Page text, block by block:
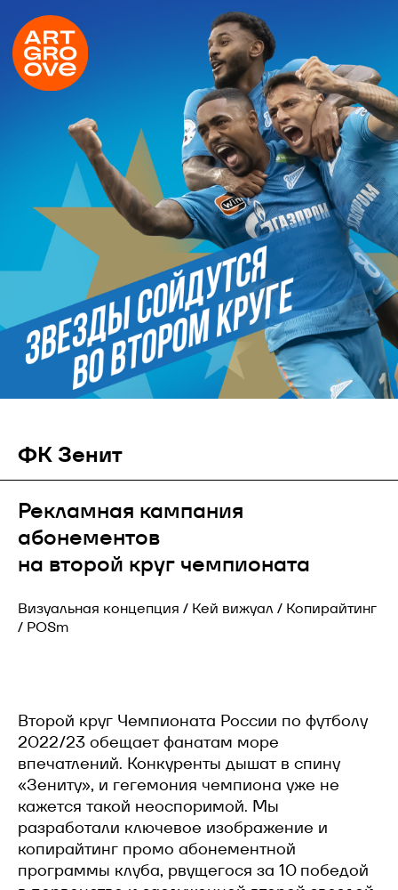
ФК Зенит
Рекламная кампания
абонементов
на второй круг чемпионата
Визуальная концепция / Кей вижуал / Копирайтинг
/ POSm
Второй круг Чемпионата России по футболу
2022/23 обещает фанатам море
впечатлений. Конкуренты дышат в спину
«Зениту», и гегемония чемпиона уже не
кажется такой неоспоримой. Мы
разработали ключевое изображение и
копирайтинг промо абонементной
программы клуба, рвущегося за 10 победой